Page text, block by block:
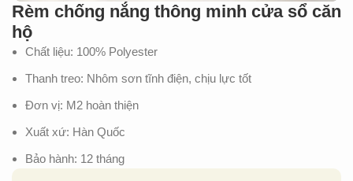
Rèm chống nắng thông minh cửa sổ căn
hộ
Chất liệu: 100% Polyester
Thanh treo: Nhôm sơn tĩnh điện, chịu lực tốt
Đơn vị: M2 hoàn thiện
Xuất xứ: Hàn Quốc
Bảo hành: 12 tháng